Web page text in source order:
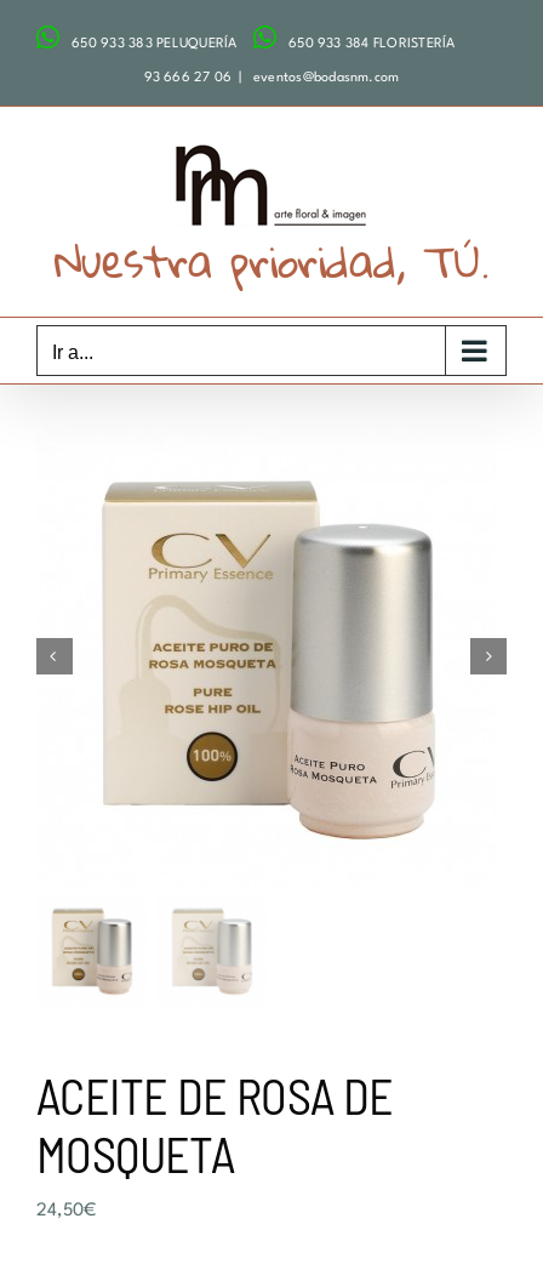
650 933 383 PELUQUERÍA 650 933 384 FLORISTERÍA
93 666 27 06 eventos@bodasnm.com
Nuestra prioridad, TÚ.
Ir a...
ACEITE DE ROSA DE
MOSQUETA
24,50€